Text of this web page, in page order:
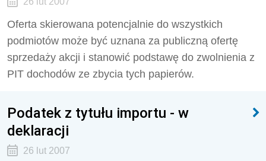
Oferta skierowana potencjalnie do wszystkich
podmiotów może być uznana za publiczną ofertę
sprzedaży akcji i stanowić podstawę do zwolnienia z
PIT dochodów ze zbycia tych papierów.
Podatek z tytułu importu - w
deklaracji
26 lut 2007